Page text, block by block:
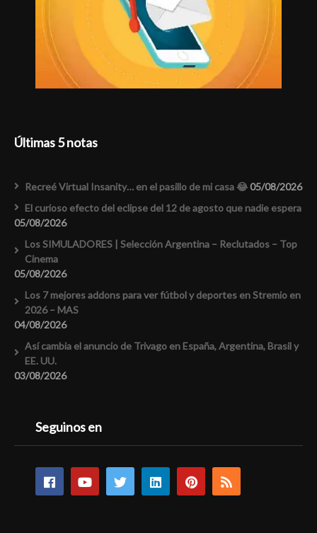
Últimas 5 notas
Recreé Virtual Insanity… en el pasillo de mi casa 😂05/08/2026
El curioso efecto del eclipse del 12 de agosto que nadie espera
05/08/2026
Los SIMULADORES | Selección Argentina – Reclutados – Top
Cinema
05/08/2026
Los 7 mejores addons para ver fútbol y deportes en Stremio en
2026 – MAS
04/08/2026
Así cambia el anuncio de Trivago en España, Argentina, Brasil y
EE. UU.
03/08/2026
Seguinos en